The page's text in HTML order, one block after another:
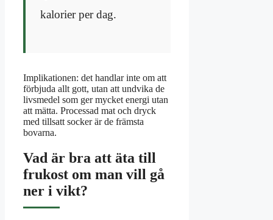
kalorier per dag.
Implikationen: det handlar inte om att
förbjuda allt gott, utan att undvika de
livsmedel som ger mycket energi utan
att mätta. Processad mat och dryck
med tillsatt socker är de främsta
bovarna.
Vad är bra att äta till
frukost om man vill gå
ner i vikt?